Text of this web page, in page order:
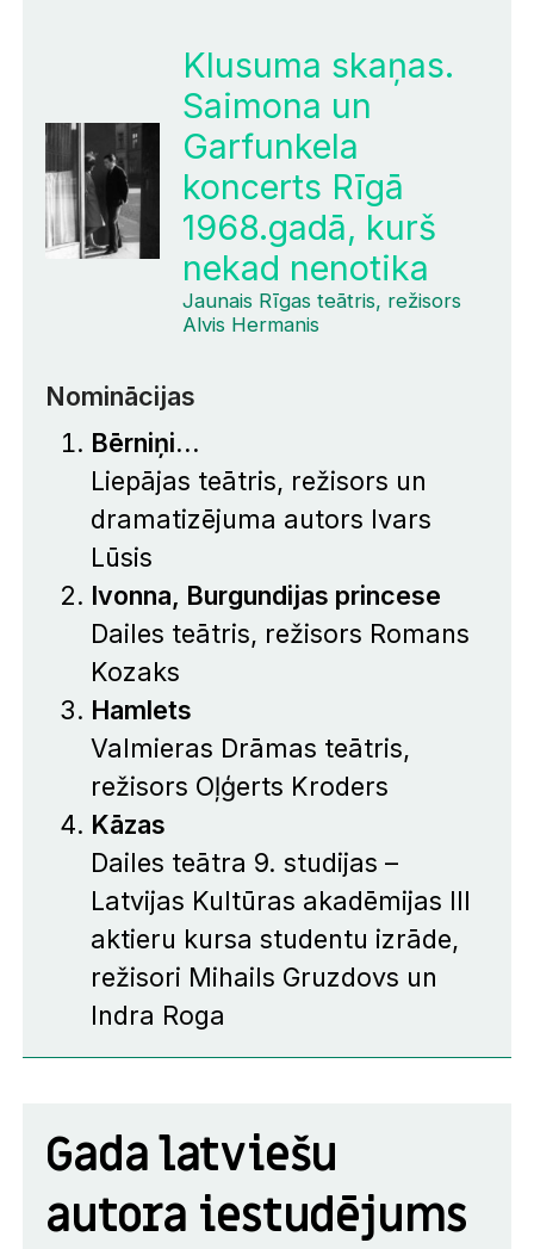
Klusuma skaņas.
Saimona un
Garfunkela
koncerts Rīgā
1968.gadā, kurš
nekad nenotika
Jaunais Rīgas teātris, režisors
Alvis Hermanis
Nominācijas
Bērniņi...
Liepājas teātris, režisors un
dramatizējuma autors Ivars
Lūsis
Ivonna, Burgundijas princese
Dailes teātris, režisors Romans
Kozaks
Hamlets
Valmieras Drāmas teātris,
režisors Oļģerts Kroders
Kāzas
Dailes teātra 9. studijas –
Latvijas Kultūras akadēmijas III
aktieru kursa studentu izrāde,
režisori Mihails Gruzdovs un
Indra Roga
Gada latviešu
autora iestudējums